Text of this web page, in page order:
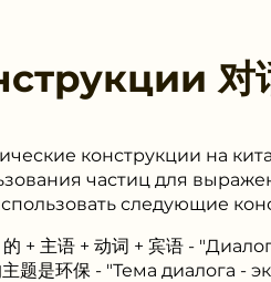
对
конструкции на
частиц для
следующие
的 + 主语 + 动词 + 宾语 -
题是环保 - "Тема диалога -